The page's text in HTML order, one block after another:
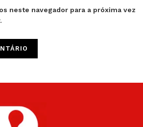
neste navegador para a próxima vez